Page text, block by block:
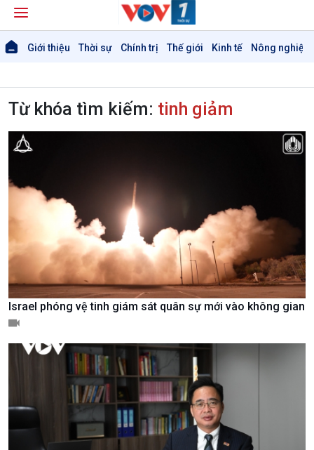
Giới thiệu Thời sự Chính trị Thế giới Kinh tế Nông nghiệp
Giới thiệu
Thời sự 12h
Thời sự 18h
Thời sự 21h30
Bản tin
Chuyên mục
Theo dòng Thời sự
Tin Chính trị
Chính phủ với người dân
Quốc hội với cử tri
Xây dựng đảng
Thế giới
Tin thế giới
Vấn đề quốc tế
Hồ sơ sự kiện quốc tế
Thế giới & Việt Nam
Từ khóa tìm kiếm: tinh giảm
Israel phóng vệ tinh giám sát quân sự mới vào không gian